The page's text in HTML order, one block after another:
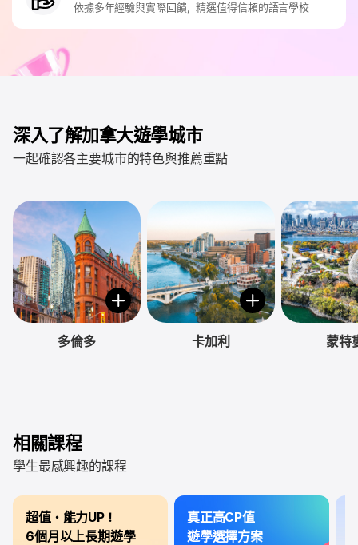
依據多年經驗與實際回饋，精選值得信賴的語言學校
深入了解加拿大遊學城市
一起確認各主要城市的特色與推薦重點
多倫多 卡加利 蒙特
相關課程
學生最感興趣的課程
超值・能力UP！
6個月以上長期遊學
真正高CP值
遊學選擇方案